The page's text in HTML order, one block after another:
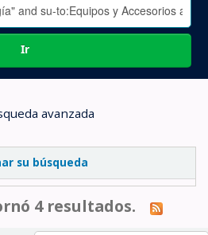
Ir
avanzada
su búsqueda
4 resultados.